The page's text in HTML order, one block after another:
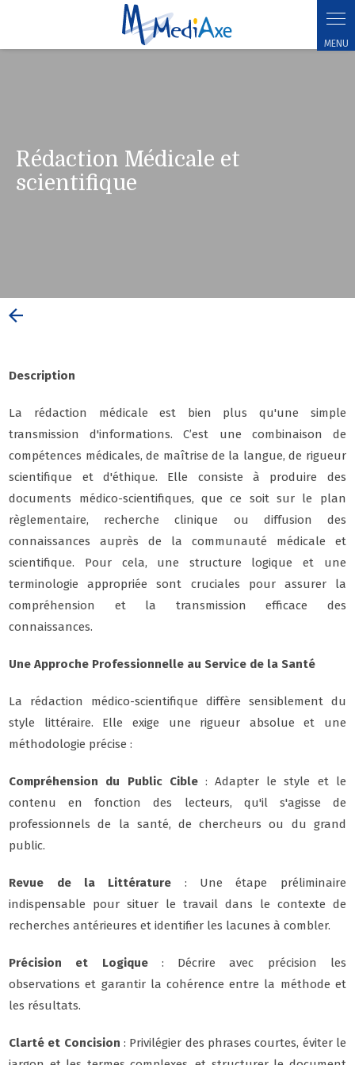
Rédaction médicale et scientifique
Rédaction Médicale et
scientifique
Description
La rédaction médicale est bien plus qu'une simple
transmission d'informations. C’est une combinaison de
compétences médicales, de maîtrise de la langue, de rigueur
scientifique et d'éthique. Elle consiste à produire des
documents médico-scientifiques, que ce soit sur le plan
règlementaire, recherche clinique ou diffusion des
connaissances auprès de la communauté médicale et
scientifique. Pour cela, une structure logique et une
terminologie appropriée sont cruciales pour assurer la
compréhension et la transmission efficace des
connaissances.
Une Approche Professionnelle au Service de la Santé
La rédaction médico-scientifique diffère sensiblement du
style littéraire. Elle exige une rigueur absolue et une
méthodologie précise :
Compréhension du Public Cible: Adapter le style et le
contenu en fonction des lecteurs, qu'il s'agisse de
professionnels de la santé, de chercheurs ou du grand
public.
Revue de la Littérature : Une étape préliminaire
indispensable pour situer le travail dans le contexte de
recherches antérieures et identifier les lacunes à combler.
Précision et Logique: Décrire avec précision les
observations et garantir la cohérence entre la méthode et
les résultats.
Clarté et Concision : Privilégier des phrases courtes, éviter le